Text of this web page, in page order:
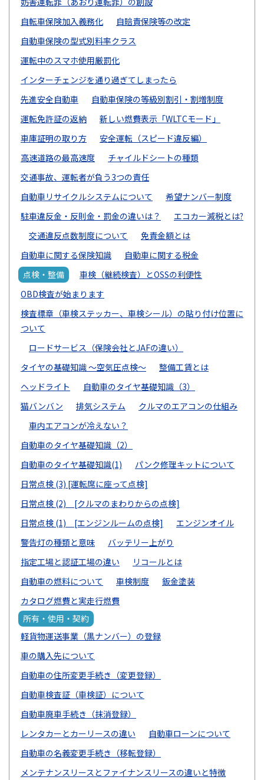
自転車保険加入義務化
自賠責保険等の改定
自動車保険の型式別料率クラス
運転中のスマホ使用厳罰化
インターチェンジを通り過ぎてしまったら
先進安全自動車
自動車保険の等級別割引・割増制度
運転免許証の返納
新しい燃費表示「WLTCモード」
車庫証明の取り方
安全運転（スピード違反編）
高速道路の最高速度
チャイルドシートの種類
交通事故、運転者が負う3つの責任
自動車リサイクルシステムについて
希望ナンバー制度
駐車違反金・反則金・罰金の違いは？
エコカー減税とは?
交通違反点数制度について
免責金額とは
自動車に関する保険知識
自動車に関する税金
点検・整備
車検（継続検査）とOSSの利便性
OBD検査が始まります
検査標章（車検ステッカー、車検シール）の貼り付け位置に
ついて
ロードサービス（保険会社とJAFの違い）
タイヤの基礎知識 ～空気圧点検～
整備工賃とは
ヘッドライト
自動車のタイヤ基礎知識（3）
猫バンバン
排気システム
クルマのエアコンの仕組み
車内エアコンが冷えない？
自動車のタイヤ基礎知識（2）
自動車のタイヤ基礎知識(1)
パンク修理キットについて
日常点検 (3) [運転席に座って点検]
日常点検 (2) [クルマのまわりからの点検]
日常点検 (1) [エンジンルームの点検]
エンジンオイル
警告灯の種類と意味
バッテリー上がり
指定工場と認証工場の違い
リコールとは
自動車の燃料について
車検制度
鈑金塗装
カタログ燃費と実走行燃費
所有・使用・契約
軽貨物運送事業（黒ナンバー）の登録
車の購入先について
自動車の住所変更手続き（変更登録）
自動車検査証（車検証）について
自動車廃車手続き（抹消登録）
レンタカーとカーリースの違い
自動車ローンについて
自動車の名義変更手続き（移転登録）
メンテナンスリースとファイナンスリースの違いと特徴